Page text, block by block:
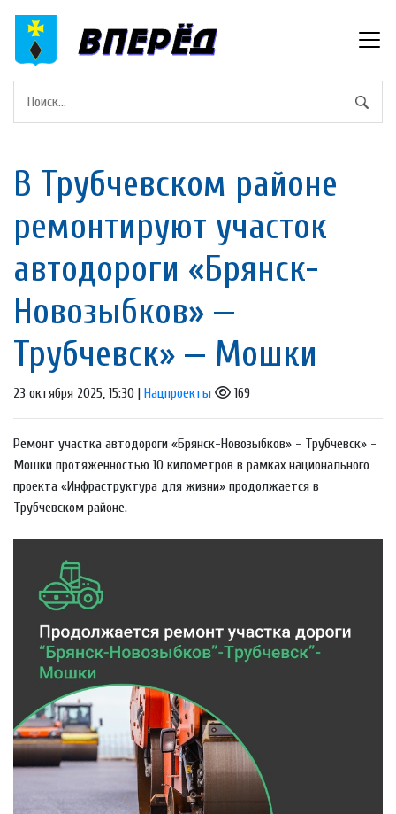
В Трубчевском районе
ремонтируют участок
автодороги «Брянск-
Новозыбков» —
Трубчевск» — Мошки
23 октября 2025, 15:30 | Нацпроекты 169
Ремонт участка автодороги «Брянск-Новозыбков» - Трубчевск» -
Мошки протяженностью 10 километров в рамках национального
проекта «Инфраструктура для жизни» продолжается в
Трубчевском районе.